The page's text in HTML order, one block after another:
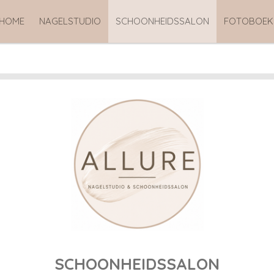
HOME NAGELSTUDIO SCHOONHEIDSSALON
SCHOONHEIDSSALON